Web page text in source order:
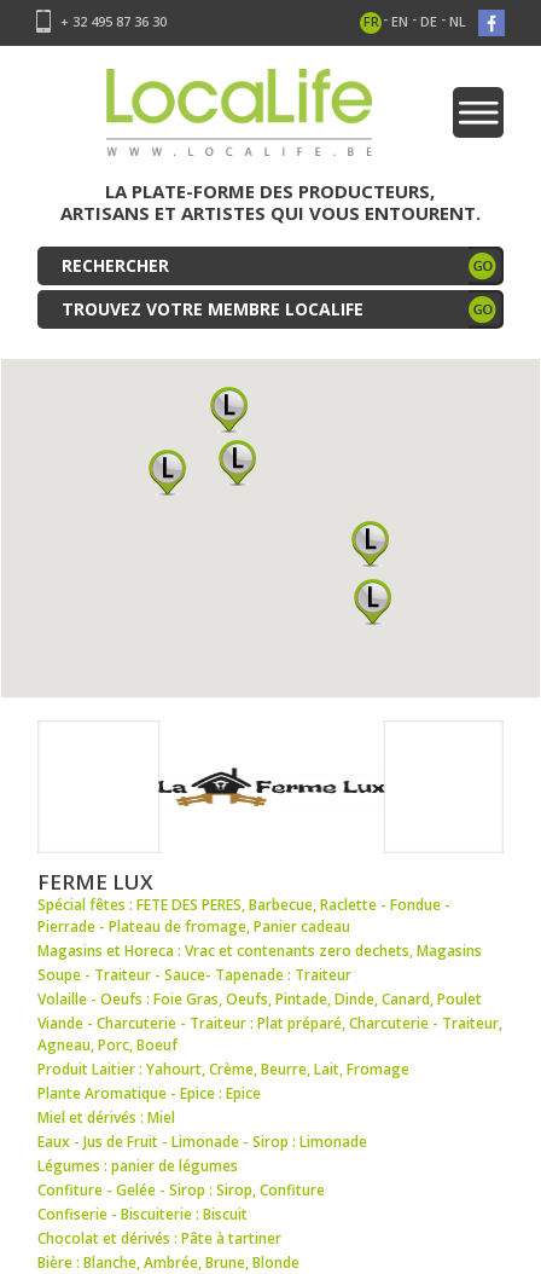
+ 32 495 87 36 30 FR - EN - DE - NL
LA PLATE-FORME DES PRODUCTEURS,
ARTISANS ET ARTISTES QUI VOUS ENTOURENT.
TROUVEZ VOTRE MEMBRE LOCALIFE
FERME LUX
Spécial fêtes : FETE DES PERES,Barbecue,Raclette - Fondue -
Pierrade - Plateau de fromage,Panier cadeau
Magasins et Horeca : Vrac et contenants zero dechets,Magasins
Soupe - Traiteur - Sauce- Tapenade : Traiteur
Volaille - Oeufs : Foie Gras,Oeufs,Pintade,Dinde,Canard,Poulet
Viande - Charcuterie - Traiteur : Plat préparé,Charcuterie - Traiteur,
Agneau,Porc,Boeuf
Produit Laitier : Yahourt,Crème,Beurre,Lait,Fromage
Plante Aromatique - Epice : Epice
Miel et dérivés : Miel
Eaux - Jus de Fruit - Limonade - Sirop : Limonade
Légumes : panier de légumes
Confiture - Gelée - Sirop : Sirop,Confiture
Confiserie - Biscuiterie : Biscuit
Chocolat et dérivés : Pâte à tartiner
Bière : Blanche,Ambrée,Brune,Blonde